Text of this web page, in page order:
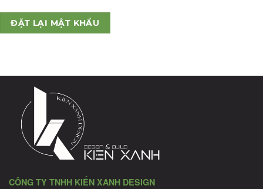
ĐẶT LẠI MẬT KHẨU
CÔNG TY TNHH KIẾN XANH DESIGN